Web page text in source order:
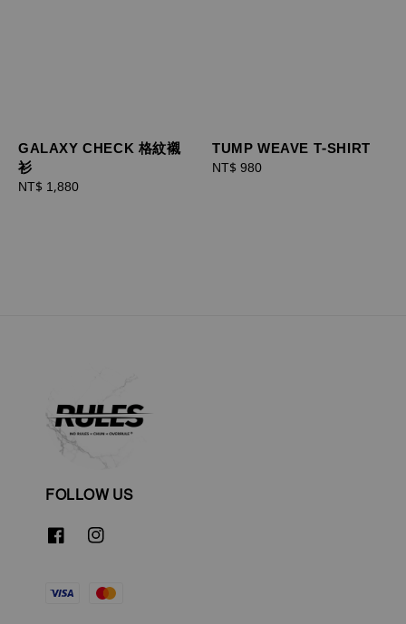
GALAXY CHECK 格紋襯
衫
Regular
NT$ 1,880
TUMP WEAVE T-SHIRT
Regular
NT$ 980
FOLLOW US